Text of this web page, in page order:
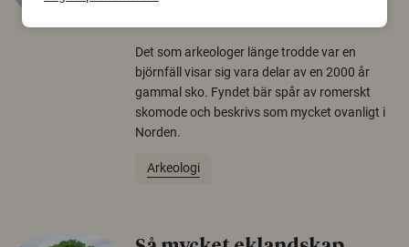
Det som arkeologer länge trodde var en
björnfäll visar sig vara delar av en 2000 år
gammal sko. Fyndet bär spår av romerskt
skomode och beskrivs som mycket ovanligt i
Norden.
Arkeologi